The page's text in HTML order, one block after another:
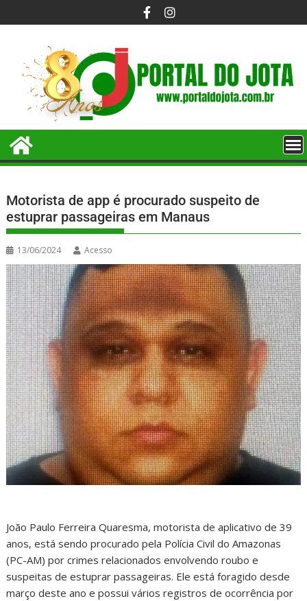
Motorista de app é procurado suspeito de
estuprar passageiras em Manaus
13/06/2024 Acesso
João Paulo Ferreira Quaresma, motorista de aplicativo de 39
anos, está sendo procurado pela Polícia Civil do Amazonas
(PC-AM) por crimes relacionados envolvendo roubo e
suspeitas de estuprar passageiras. Ele está foragido desde
março deste ano e possui vários registros de ocorrência por